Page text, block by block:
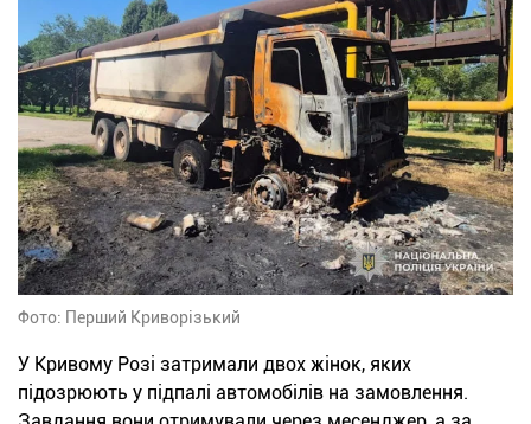
Фото: Перший Криворізький
У Кривому Розі затримали двох жінок, яких
підозрюють у підпалі автомобілів на замовлення.